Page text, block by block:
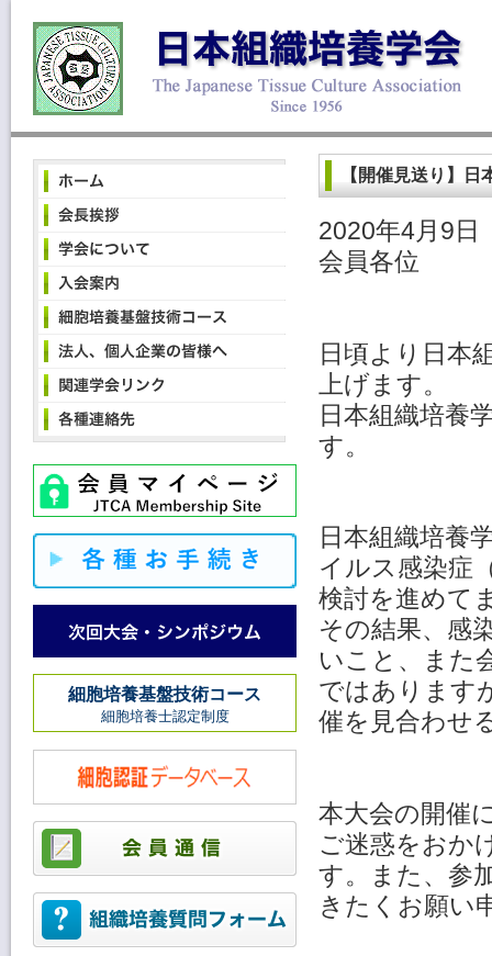
細胞培養基盤技術コース
細胞培養士認定制度
【開催見送り】
2020年4月9日
会員各位
日頃より日本
上げます。
日本組織培養
す。
日本組織培養
イルス感染症
検討を進めて
その結果、感
いこと、また
ではあります
催を見合わせ
本大会の開催
ご迷惑をおか
す。また、参
きたくお願い